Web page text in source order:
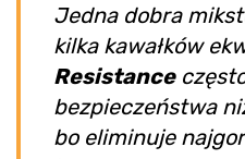
Jedna dobra
kilka kawałków
Resistance
bezpieczeństwa
bo eliminuje